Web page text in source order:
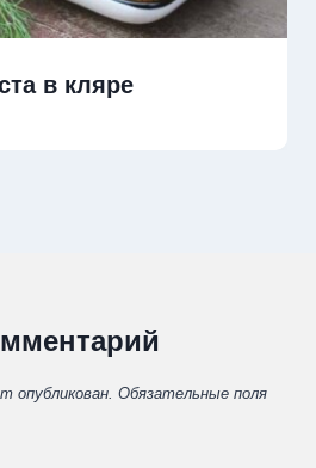
в кляре
опубликован. Обязательные поля